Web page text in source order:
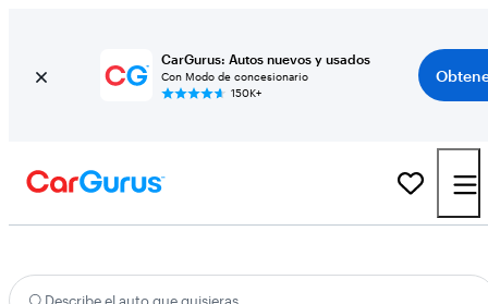
CarGurus: Autos nuevos y usados
Con Modo de concesionario
150K+